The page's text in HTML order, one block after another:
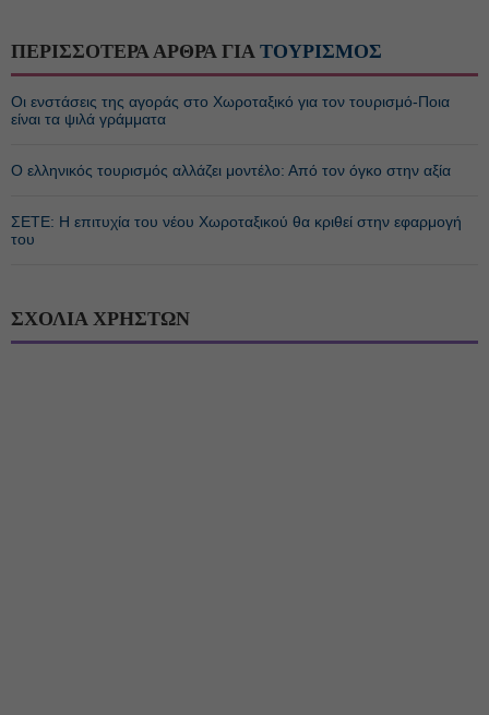
ΠΕΡΙΣΣΟΤΕΡΑ ΑΡΘΡΑ ΓΙΑ ΤΟΥΡΙΣΜΟΣ
Οι ενστάσεις της αγοράς στο Χωροταξικό για τον τουρισμό-Ποια
είναι τα ψιλά γράμματα
Ο ελληνικός τουρισμός αλλάζει μοντέλο: Από τον όγκο στην αξία
ΣΕΤΕ: Η επιτυχία του νέου Χωροταξικού θα κριθεί στην εφαρμογή
του
ΣΧΟΛΙΑ ΧΡΗΣΤΩΝ